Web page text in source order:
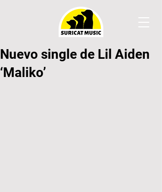
Nuevo single de Lil Aiden
‘Maliko’